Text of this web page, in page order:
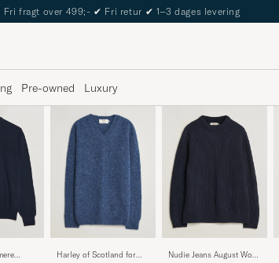
The Care of Carl Passport
Pre-owned Luxury
Harley of Scotland for
Nudie Jeans August Wool